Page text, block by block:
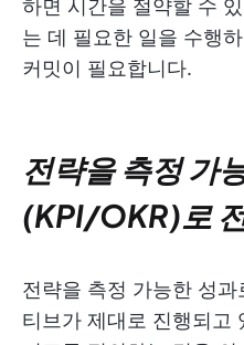
하면 시간을 절약할 수
는 데 필요한 일을 수행
커밋이 필요합니다.
전략을 측정 가
(KPI/OKR)로
전략을 측정 가능한 성
티브가 제대로 진행되고